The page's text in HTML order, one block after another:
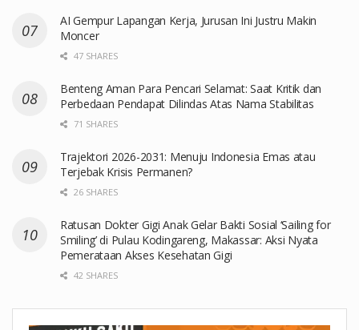
AI Gempur Lapangan Kerja, Jurusan Ini Justru Makin
Moncer
47 SHARES
Benteng Aman Para Pencari Selamat: Saat Kritik dan
Perbedaan Pendapat Dilindas Atas Nama Stabilitas
71 SHARES
Trajektori 2026-2031: Menuju Indonesia Emas atau
Terjebak Krisis Permanen?
26 SHARES
Ratusan Dokter Gigi Anak Gelar Bakti Sosial ‘Sailing for
Smiling’ di Pulau Kodingareng, Makassar: Aksi Nyata
Pemerataan Akses Kesehatan Gigi
42 SHARES